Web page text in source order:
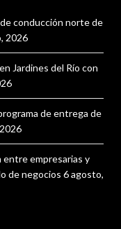
conducción norte de
2026
Jardines del Río con
de entrega de
entre empresarias y
de negocios 6 agosto,